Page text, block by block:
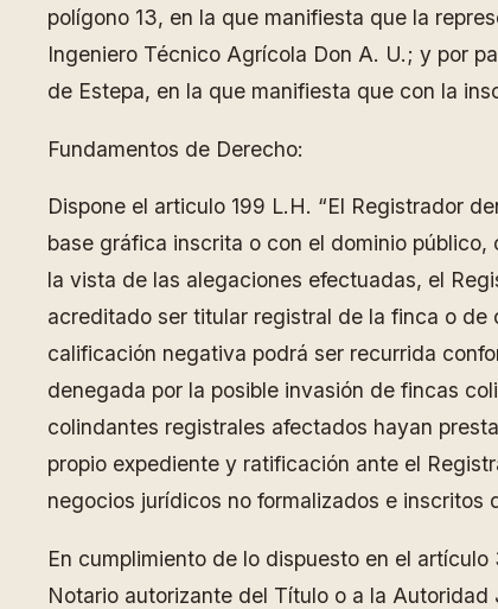
polígono 13, en la que manifiesta que la
Ingeniero Técnico Agrícola Don A. U.; y por
de Estepa, en la que manifiesta que con la
Fundamentos de Derecho:
Dispone el articulo 199 L.H. “El Registrador
base gráfica inscrita o con el dominio
la vista de las alegaciones efectuadas, el
acreditado ser titular registral de la finca o
calificación negativa podrá ser recurrida
denegada por la posible invasión de fincas
colindantes registrales afectados hayan
propio expediente y ratificación ante el
negocios jurídicos no formalizados e inscritos
En cumplimiento de lo dispuesto en el
Notario autorizante del Título o a la